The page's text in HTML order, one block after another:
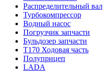
Распределительный вал
Турбокомпрессор
Водный насос
Погрузчик запчасти
Бульдозер запчасти
T170 Ходовая часть
Полуприцеп
LADA